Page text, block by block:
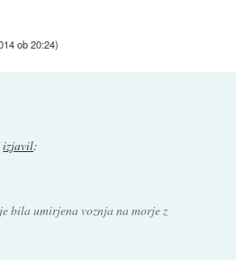
ob 20:24)
izjavil:
bila umirjena voznja na morje z